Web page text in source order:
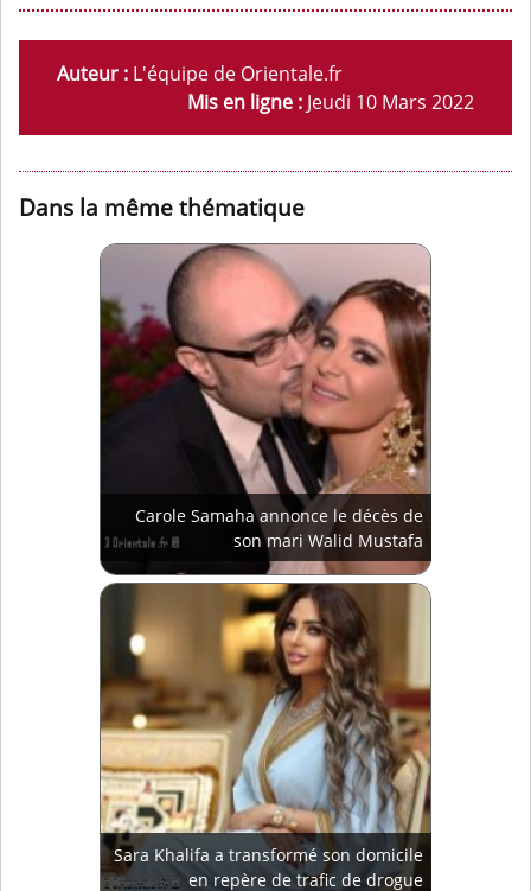
Auteur : L'équipe de Orientale.fr
Mis en ligne : Jeudi 10 Mars 2022
Dans la même thématique
Carole Samaha annonce le décès de
son mari Walid Mustafa
Sara Khalifa a transformé son domicile
en repère de trafic de drogue